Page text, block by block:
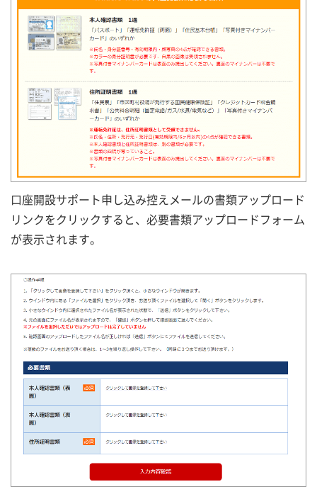
口座開設サポート申し込み控えメールの書類アップロード
リンクをクリックすると、必要書類アップロードフォーム
が表示されます。